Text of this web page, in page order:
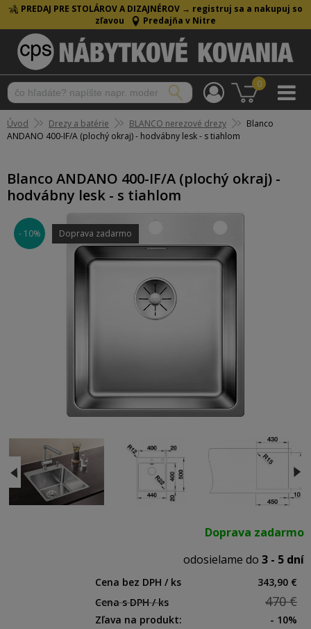
PREDAJ PRE STOLÁROV A DIZAJNÉROV → registruj sa a nakupuj so
zľavou
Predajňa v Nitre
0
Úvod Drezy a batérie BLANCO nerezové drezy
Blanco
ANDANO 400-IF/A (plochý okraj) - hodvábny lesk - s tiahlom
Blanco ANDANO 400-IF/A (plochý okraj) -
hodvábny lesk - s tiahlom
- 10% Doprava zadarmo
Doprava zadarmo
odosielame do 3 - 5 dní
Cena bez DPH / ks
343,90 €
Cena s DPH / ks
470 €
Zľava na produkt: - 10%